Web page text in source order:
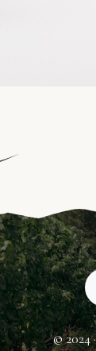
© 2024